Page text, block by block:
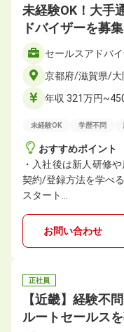
未経験OK！大手
ドバイザーを募
セールスアドバ
京都府/滋賀県/大
年収 321万円
未経験OK 学歴不問
おすすめポイント
・入社後は新人研修
契約/登録方法を学べ
スタート…
お問い合わせ
正社員
【近畿】経験不
ルートセールス